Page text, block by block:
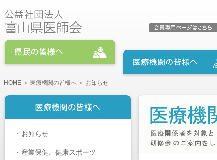
HOME ＞ 医療機関の皆様へ ＞ お知らせ
・ お知らせ
・ 産業保健、健康スポーツ